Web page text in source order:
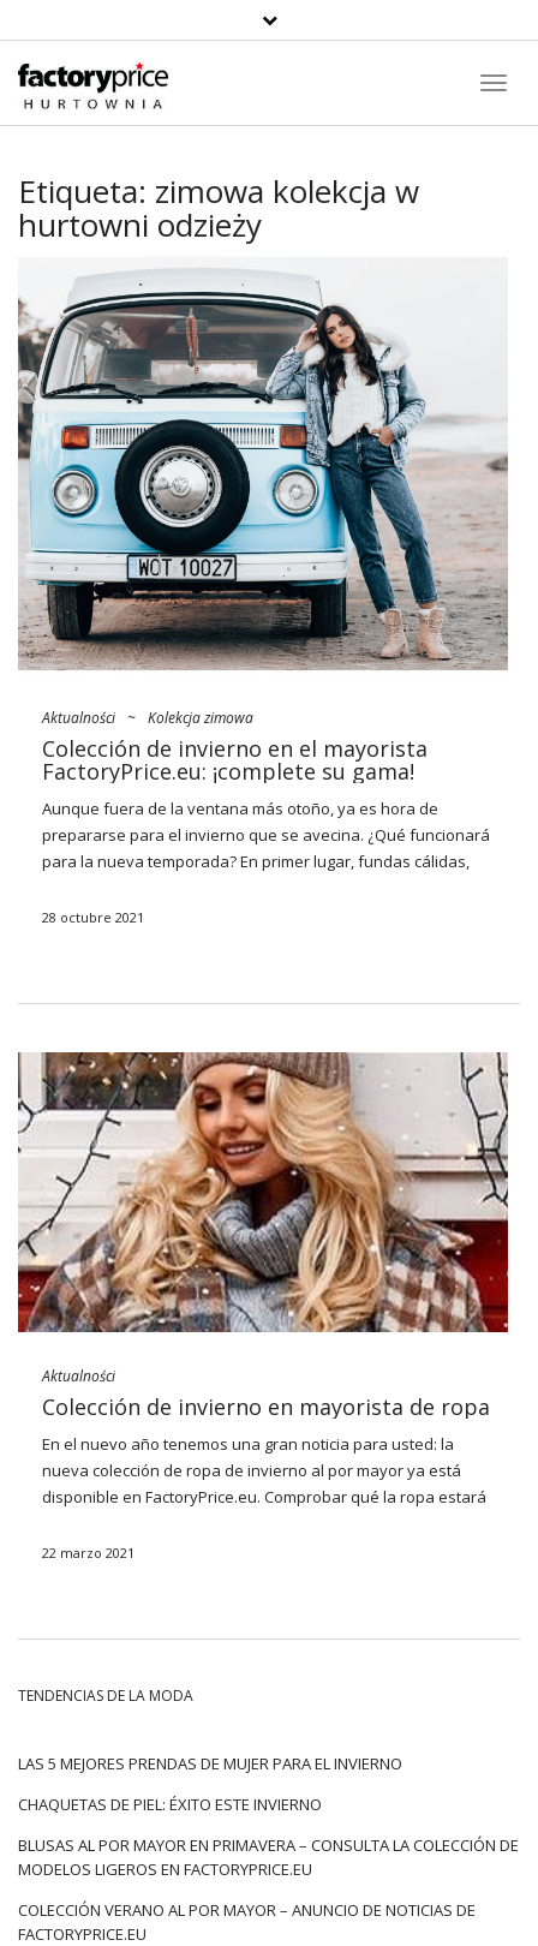
Etiqueta: zimowa kolekcja w
hurtowni odzieży
Aktualności ~ Kolekcja zimowa
Colección de invierno en el mayorista
FactoryPrice.eu: ¡complete su gama!
Aunque fuera de la ventana más otoño, ya es hora de
prepararse para el invierno que se avecina. ¿Qué funcionará
para la nueva temporada? En primer lugar, fundas cálidas,
gigantes, que reemplazarán a más de un abrigo de invierno.
Nuevas tendencias para el invierno
2021/2022: ¿de qué abastecerse?
Después de un par de temporadas de caminar con ropa
cómoda y holgada y de ponernos soluciones prácticas y
básicas, en el invierno de 2021 volvemos a los experimentos
de moda. No es de extrañar, entonces, quecolección de ropa
de invierno al por mayorAdemás de lana, chales gigantes …
28 octubre 2021
Aktualności
Colección de invierno en mayorista de ropa
En el nuevo año tenemos una gran noticia para usted: la
nueva colección de ropa de invierno al por mayor ya está
disponible en FactoryPrice.eu. Comprobar qué la ropa estará
el año en curso.
cálidos como la lana, el angora o la cachemira están ansiosos
de gran popularidad. La vista, a su vez, se siente atraída por
atención a la decoración del material. Puede ser melange,
cortar con hilo brillante, acanalado, con recortes calados o un
patrón de trenza. Son interesantes las prendas que
22 marzo 2021
TENDENCIAS DE LA MODA
LAS 5 MEJORES PRENDAS DE MUJER PARA EL INVIERNO
CHAQUETAS DE PIEL: ÉXITO ESTE INVIERNO
BLUSAS AL POR MAYOR EN PRIMAVERA – CONSULTA LA COLECCIÓN DE
MODELOS LIGEROS EN FACTORYPRICE.EU
COLECCIÓN VERANO AL POR MAYOR – ANUNCIO DE NOTICIAS DE
FACTORYPRICE.EU